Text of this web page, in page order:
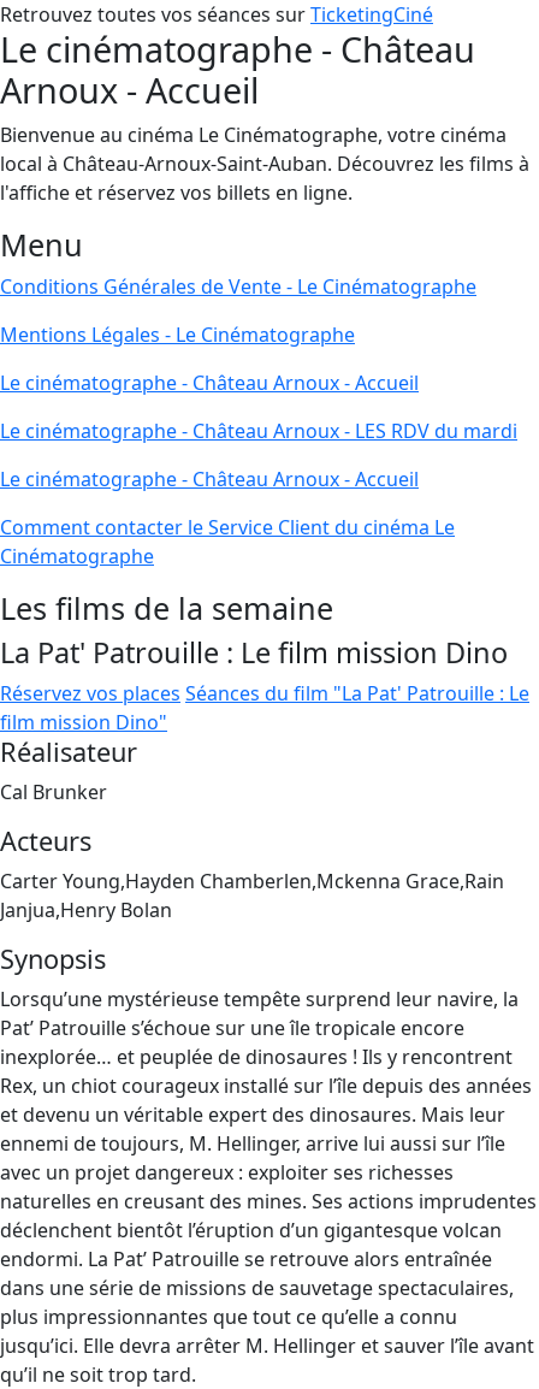
Retrouvez toutes vos séances surTicketingCiné
Le cinématographe - Château
Arnoux - Accueil
Bienvenue au cinéma Le Cinématographe, votre cinéma
local à Château-Arnoux-Saint-Auban. Découvrez les films à
l'affiche et réservez vos billets en ligne.
Menu
Conditions Générales de Vente - Le Cinématographe
Mentions Légales - Le Cinématographe
Le cinématographe - Château Arnoux - Accueil
Le cinématographe - Château Arnoux - LES RDV du mardi
Le cinématographe - Château Arnoux - Accueil
Comment contacter le Service Client du cinéma Le
Cinématographe
Les films de la semaine
La Pat' Patrouille : Le film mission Dino
Réservez vos places Séances du film "La Pat' Patrouille : Le
film mission Dino"
Réalisateur
Cal Brunker
Acteurs
Carter Young,Hayden Chamberlen,Mckenna Grace,Rain
Janjua,Henry Bolan
Synopsis
Lorsqu’une mystérieuse tempête surprend leur navire, la
Pat’ Patrouille s’échoue sur une île tropicale encore
inexplorée… et peuplée de dinosaures ! Ils y rencontrent
Rex, un chiot courageux installé sur l’île depuis des années
et devenu un véritable expert des dinosaures. Mais leur
ennemi de toujours, M. Hellinger, arrive lui aussi sur l’île
avec un projet dangereux : exploiter ses richesses
naturelles en creusant des mines. Ses actions imprudentes
déclenchent bientôt l’éruption d’un gigantesque volcan
endormi. La Pat’ Patrouille se retrouve alors entraînée
dans une série de missions de sauvetage spectaculaires,
plus impressionnantes que tout ce qu’elle a connu
jusqu’ici. Elle devra arrêter M. Hellinger et sauver l’île avant
qu’il ne soit trop tard.